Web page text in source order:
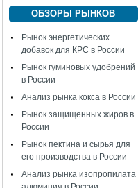
ОБЗОРЫ РЫНКОВ
Рынок энергетических
добавок для КРС в России
Рынок гуминовых удобрений
в России
Анализ рынка кокса в России
Рынок защищенных жиров в
России
Рынок пектина и сырья для
его производства в России
Анализ рынка изопропилата